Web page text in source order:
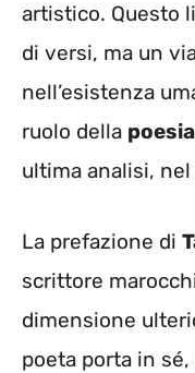
artistico. Questo
di versi, ma un
nell’esistenza
ruolo della poesia
ultima analisi,
La prefazione di
scrittore
dimensione
poeta porta in